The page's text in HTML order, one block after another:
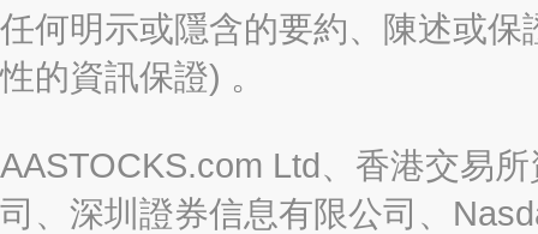
任何明示或隱含的要約、陳述或
性的資訊保證) 。
AASTOCKS.com Ltd、香港交易
司、深圳證券信息有限公司、